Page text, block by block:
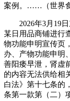
案例。……（世界食
2026年3月19日
某日用品商铺进行
物功能申明宣传页
办、产物功能申明
善阳痿早泄，肾虚
的内容无法供给相
白法》第十七条的
条第一款第（二）